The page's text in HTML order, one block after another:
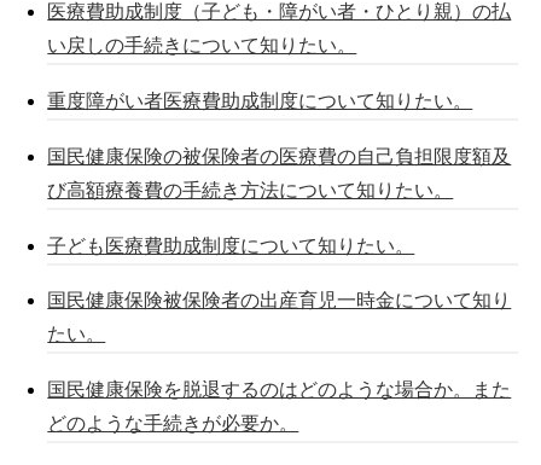
医療費助成制度（子ども・障がい者・ひとり親）の払
い戻しの手続きについて知りたい。
重度障がい者医療費助成制度について知りたい。
国民健康保険の被保険者の医療費の自己負担限度額及
び高額療養費の手続き方法について知りたい。
子ども医療費助成制度について知りたい。
国民健康保険被保険者の出産育児一時金について知り
たい。
国民健康保険を脱退するのはどのような場合か。また
どのような手続きが必要か。